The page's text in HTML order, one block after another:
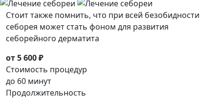
Стоит также помнить, что при всей безобидности
себорея может стать фоном для развития
себорейного дерматита
от 5 600 ₽
Стоимость процедур
до 60 минут
Продолжительность